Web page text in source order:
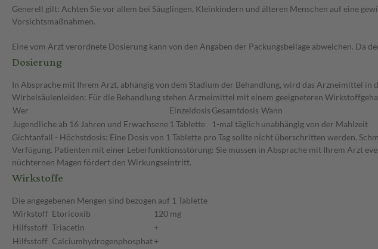
Generell gilt: Achten Sie vor allem bei Säuglingen, Kleinkindern und älteren Menschen auf eine
Vorsichtsmaßnahmen.
Eine vom Arzt verordnete Dosierung kann von den Angaben der Packungsbeilage abweichen.
Dosierung
In Absprache mit Ihrem Arzt, abhängig von dem Stadium der Behandlung, wird das Arzneimittel
Wirbelsäulenleiden: Für die Behandlung stehen Arzneimittel mit einem geeigneteren
Wer
Einzeldosis Gesamtdosis Wann
Jugendliche ab 16 Jahren und Erwachsene 1 Tablette 1-mal täglich unabhängig von der Mahlzeit
Gichtanfall - Höchstdosis: Eine Dosis von 1 Tablette pro Tag sollte nicht überschritten werden.
Verfügung. Patienten mit einer Leberfunktionsstörung: Sie müssen in Absprache mit Ihrem Arzt
nüchternen Magen fördert den Wirkungseintritt.
Wirkstoffe
Die angegebenen Mengen sind bezogen auf 1 Tablette
Wirkstoff Etoricoxib
120 mg
Hilfsstoff Triacetin
+
Hilfsstoff Calciumhydrogenphosphat+